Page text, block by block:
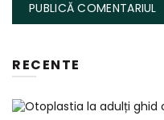
RECENTE